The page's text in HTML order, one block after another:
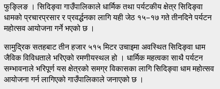
फुङ्लिङ । सिदिङ्वा गाउँपालिकाले धार्मिक तथा पर्यटकीय क्षेत्र सिदिङ्वा
धामको प्रचारप्रसार र प्रवर्द्धनका लागि यही जेठ १५–१७ गते तीनदिने पर्यटन
महोत्सव आयोजना गर्ने भएको छ ।
सामुद्रिक सतहबाट तीन हजार ५१५ मिटर उचाइमा अवस्थित सिदिङ्वा धाम
जैविक विविधताले भरिएको रमणीयस्थल हो । धार्मिक महत्वका साथै पर्यटन
सम्भावनाले भरिपूर्ण यस क्षेत्रको समग्र विकासका लागि सिदिङ्वा धाम महोत्सव
आयोजना गर्न लागिएको गाउँपालिकाले जनाएको छ ।